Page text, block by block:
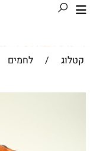
קטלוג / לחמים